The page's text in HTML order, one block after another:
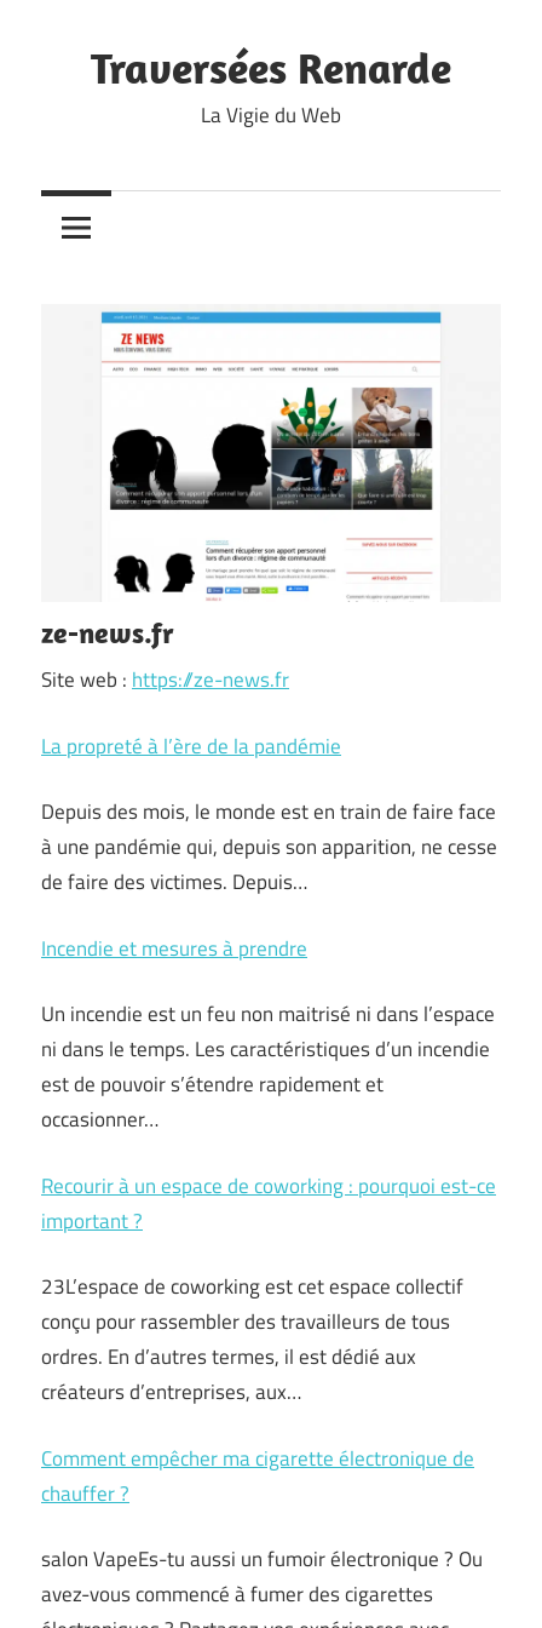
contentTraversées Renarde
La Vigie du Web
ze-news.fr
Site web : https://ze-news.fr
La propreté à l’ère de la pandémie
Depuis des mois, le monde est en train de faire face
à une pandémie qui, depuis son apparition, ne cesse
de faire des victimes. Depuis…
Incendie et mesures à prendre
Un incendie est un feu non maitrisé ni dans l’espace
ni dans le temps. Les caractéristiques d’un incendie
est de pouvoir s’étendre rapidement et
occasionner…
Recourir à un espace de coworking : pourquoi est-ce
important ?
23L’espace de coworking est cet espace collectif
conçu pour rassembler des travailleurs de tous
ordres. En d’autres termes, il est dédié aux
créateurs d’entreprises, aux…
Comment empêcher ma cigarette électronique de
chauffer ?
salon VapeEs-tu aussi un fumoir électronique ? Ou
avez-vous commencé à fumer des cigarettes